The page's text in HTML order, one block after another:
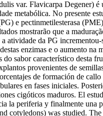
var. Flavicarpa Degener)
metabólica. No presente
e pectinmetilesterasa
mostrarão que a
atividade da PG
enzimas e o aumento
do sabor característico desta
provenientes de
de formación de
en fases iniciales.
cigóticos maduros. El
la periferia y finalmente
cotyledons) was studied.